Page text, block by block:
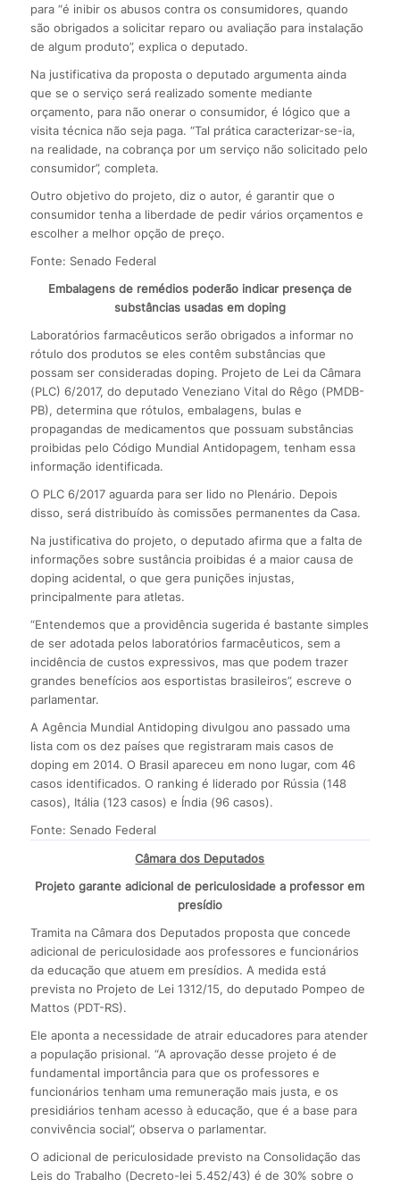
para “é inibir os abusos contra os consumidores, quando
são obrigados a solicitar reparo ou avaliação para instalação
de algum produto”, explica o deputado.
Na justificativa da proposta o deputado argumenta ainda
que se o serviço será realizado somente mediante
orçamento, para não onerar o consumidor, é lógico que a
visita técnica não seja paga. “Tal prática caracterizar-se-ia,
na realidade, na cobrança por um serviço não solicitado pelo
consumidor”, completa.
Outro objetivo do projeto, diz o autor, é garantir que o
consumidor tenha a liberdade de pedir vários orçamentos e
escolher a melhor opção de preço.
Fonte: Senado Federal
Embalagens de remédios poderão indicar presença de
substâncias usadas em doping
Laboratórios farmacêuticos serão obrigados a informar no
rótulo dos produtos se eles contêm substâncias que
possam ser consideradas doping. Projeto de Lei da Câmara
(PLC) 6/2017, do deputado Veneziano Vital do Rêgo (PMDB-
PB), determina que rótulos, embalagens, bulas e
propagandas de medicamentos que possuam substâncias
proibidas pelo Código Mundial Antidopagem, tenham essa
informação identificada.
O PLC 6/2017 aguarda para ser lido no Plenário. Depois
disso, será distribuído às comissões permanentes da Casa.
Na justificativa do projeto, o deputado afirma que a falta de
informações sobre sustância proibidas é a maior causa de
doping acidental, o que gera punições injustas,
principalmente para atletas.
“Entendemos que a providência sugerida é bastante simples
de ser adotada pelos laboratórios farmacêuticos, sem a
incidência de custos expressivos, mas que podem trazer
grandes benefícios aos esportistas brasileiros”, escreve o
parlamentar.
A Agência Mundial Antidoping divulgou ano passado uma
lista com os dez países que registraram mais casos de
doping em 2014. O Brasil apareceu em nono lugar, com 46
casos identificados. O ranking é liderado por Rússia (148
casos), Itália (123 casos) e Índia (96 casos).
Fonte: Senado Federal
Câmara dos Deputados
Projeto garante adicional de periculosidade a professor em
presídio
Tramita na Câmara dos Deputados proposta que concede
adicional de periculosidade aos professores e funcionários
da educação que atuem em presídios. A medida está
prevista no Projeto de Lei 1312/15, do deputado Pompeo de
Mattos (PDT-RS).
Ele aponta a necessidade de atrair educadores para atender
a população prisional. “A aprovação desse projeto é de
fundamental importância para que os professores e
funcionários tenham uma remuneração mais justa, e os
presidiários tenham acesso à educação, que é a base para
convivência social”, observa o parlamentar.
O adicional de periculosidade previsto na Consolidação das
Leis do Trabalho (Decreto-lei 5.452/43) é de 30% sobre o